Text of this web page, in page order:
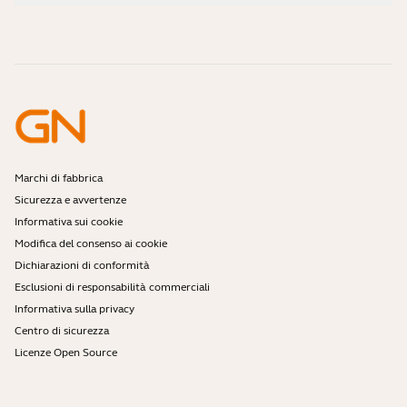
Enterprise end of life policy
Programma per sviluppatori
Marchi di fabbrica
Sicurezza e avvertenze
Informativa sui cookie
Modifica del consenso ai cookie
Dichiarazioni di conformità
Esclusioni di responsabilità commerciali
Informativa sulla privacy
Centro di sicurezza
Licenze Open Source